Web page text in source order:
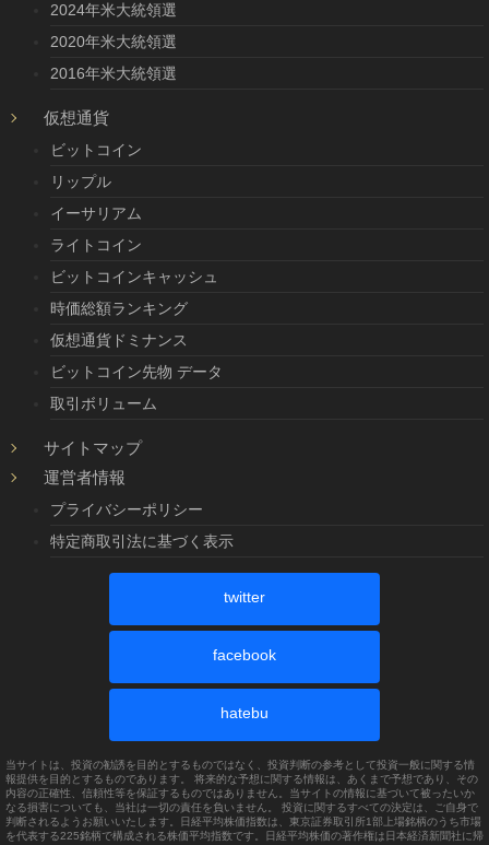
2024年米大統領選
2020年米大統領選
2016年米大統領選
仮想通貨
ビットコイン
リップル
イーサリアム
ライトコイン
ビットコインキャッシュ
時価総額ランキング
仮想通貨ドミナンス
ビットコイン先物 データ
取引ボリューム
サイトマップ
運営者情報
プライバシーポリシー
特定商取引法に基づく表示
twitter
facebook
hatebu
当サイトは、投資の勧誘を目的とするものではなく、投資判断の参考として投資一般に関する情
報提供を目的とするものであります。 将来的な予想に関する情報は、あくまで予想であり、その
内容の正確性、信頼性等を保証するものではありません。当サイトの情報に基づいて被ったいか
なる損害についても、当社は一切の責任を負いません。 投資に関するすべての決定は、ご自身で
判断されるようお願いいたします。日経平均株価指数は、東京証券取引所1部上場銘柄のうち市場
を代表する225銘柄で構成される株価平均指数です。日経平均株価の著作権は日本経済新聞社に帰